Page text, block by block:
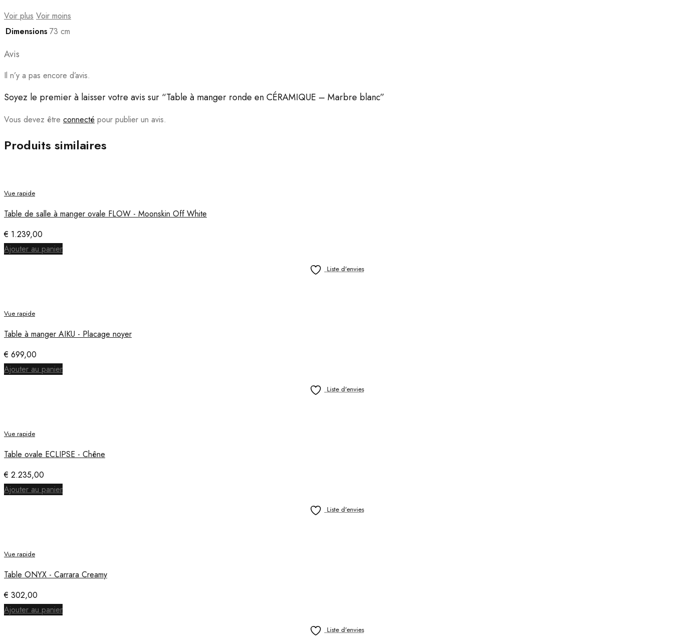
Voir plus Voir moins
Dimensions 73 cm
Avis
Il n’y a pas encore d’avis.
Soyez le premier à laisser votre avis sur “Table à manger ronde en CÉRAMIQUE – Marbre blanc”
Vous devez être connecté pour publier un avis.
Produits similaires
Vue rapide
Table de salle à manger ovale FLOW - Moonskin Off White
€ 1.239,00
Ajouter au panier
Liste d'envies
Vue rapide
Table à manger AIKU - Placage noyer
€ 699,00
Ajouter au panier
Liste d'envies
Vue rapide
Table ovale ECLIPSE - Chêne
€ 2.235,00
Ajouter au panier
Liste d'envies
Vue rapide
Table ONYX - Carrara Creamy
€ 302,00
Ajouter au panier
Liste d'envies